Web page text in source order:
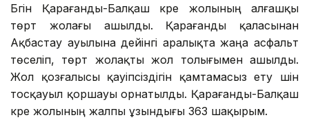
Бүгін Қарағанды-Балқаш күре жолының алғашқы
төрт жолағы ашылды. Қарағанды қаласынан
Ақбастау ауылына дейінгі аралықта жаңа асфальт
төселіп, төрт жолақты жол толығымен ашылды.
Жол қозғалысы қауіпсіздігін қамтамасыз ету үшін
тосқауыл қоршауы орнатылды. Қарағанды-Балқаш
күре жолының жалпы ұзындығы 363 шақырым.